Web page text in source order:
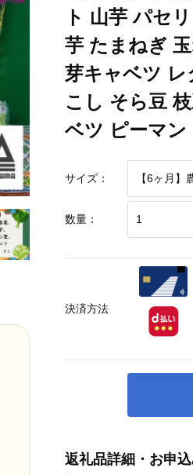
期便 セット 山芋 パセリ わさび菜 ポ
ん草 キャベツ ピーマン なすトマト かぼ
ト 山芋 パセ
芋 たまねぎ
芽キャベツ
こし そら豆
ベツ ピーマン
サイズ：
数量：
返礼品詳細・お申
決済方法